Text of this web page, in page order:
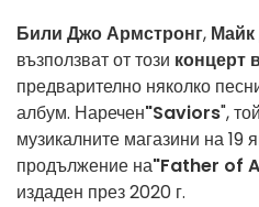
Били Джо Армстронг,
възползват от този концерт
предварително няколко
албум. Наречен"Saviors",
музикалните магазини на
продължение на"Father of
издаден през 2020 г.